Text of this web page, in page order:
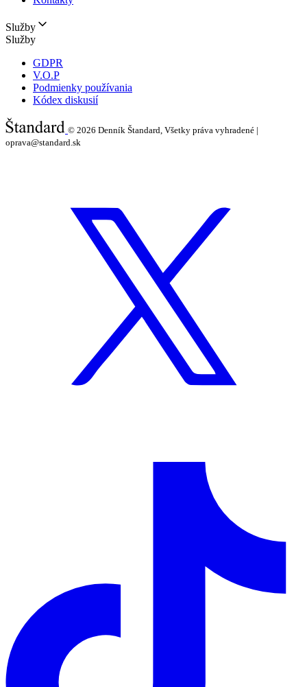
Služby
Služby
GDPR
V.O.P
Podmienky používania
Kódex diskusií
© 2026 Denník Štandard, Všetky práva vyhradené |
oprava@standard.sk